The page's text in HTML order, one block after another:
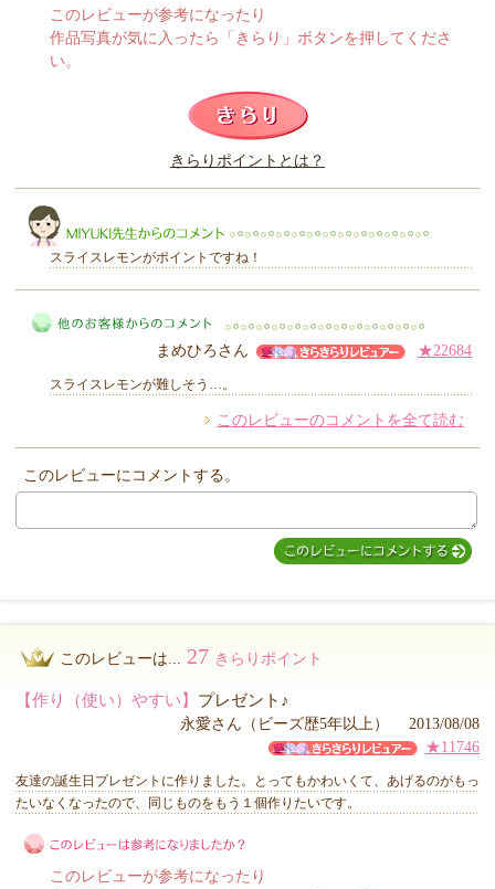
このレビューは参考になりましたか？
このレビューが参考になったり
作品写真が気に入ったら「きらり」ボタンを押してくださ
い。
きらりポイントとは？
スライスレモンがポイントですね！
他のお客様からのコメント
まめひろさん ★22684
スライスレモンが難しそう…。
このレビューのコメントを全て読む
このレビューにコメントする。
このレビューは... 27 きらりポイント
【作り（使い）やすい】 プレゼント♪
永愛さん（ビーズ歴5年以上） 2013/08/08
★11746
友達の誕生日プレゼントに作りました。とってもかわいくて、あげるのがもっ
たいなくなったので、同じものをもう１個作りたいです。
このレビューが参考になったり